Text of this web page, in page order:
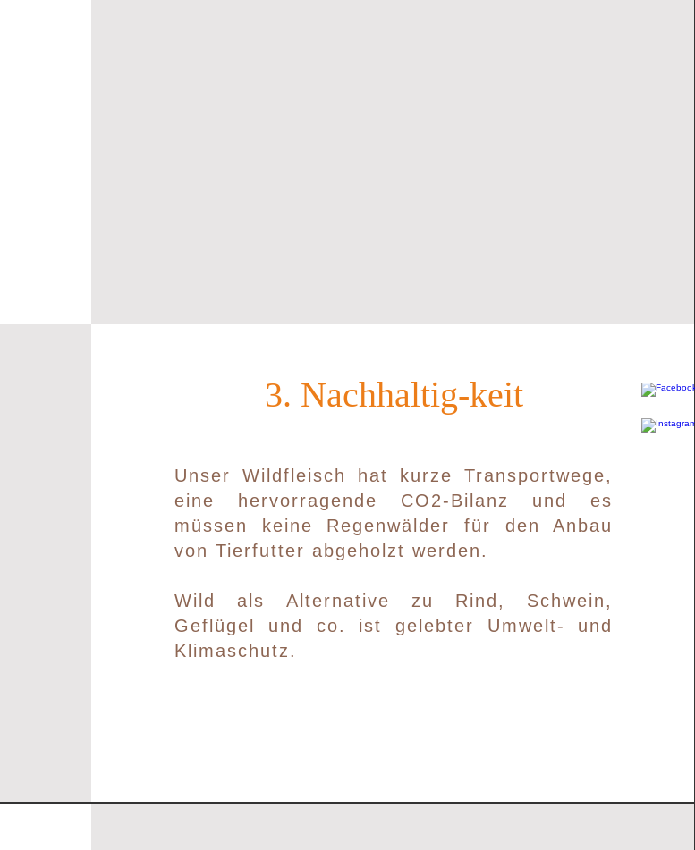
3. Nachhaltig-keit
Unser Wildfleisch hat kurze Transportwege,
eine hervorragende CO2-Bilanz und es
müssen keine Regenwälder für den Anbau
von Tierfutter abgeholzt werden.
Wild als Alternative zu Rind, Schwein,
Geflügel und co. ist gelebter Umwelt- und
Klimaschutz.